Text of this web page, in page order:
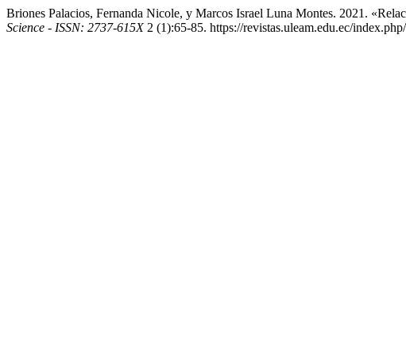
Briones Palacios, Fernanda Nicole, y Marcos Israel Luna Montes. 2021.
Science - ISSN: 2737-615X2 (1):65-85. https://revistas.uleam.edu.ec/